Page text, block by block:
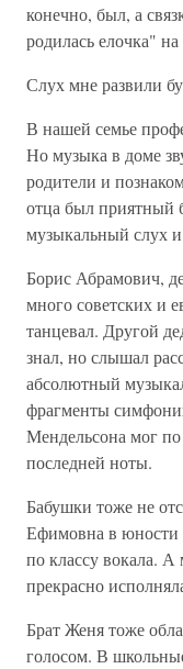
конечно, был, а
родилась елочка"
Слух мне развили
В нашей семье
Но музыка в доме
родители и
отца был приятный
музыкальный слух
Борис Абрамович,
много советских и
танцевал. Другой
знал, но слышал
абсолютный
фрагменты
Мендельсона мог
последней ноты.
Бабушки тоже не
Ефимовна в юности
по классу вокала.
прекрасно
Брат Женя тоже
голосом. В